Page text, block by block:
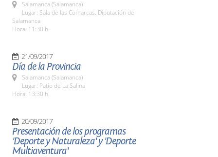
Salamanca (Salamanca)
Lugar: Sala de las Comarcas. Diputación de
Salamanca
Hora: 11:30 h.
21/09/2017
Día de la Provincia
Salamanca (Salamanca)
Lugar: Patio de La Salina
Hora: 13:30 h.
20/09/2017
Presentación de los programas
'Deporte y Naturaleza' y 'Deporte
Multiaventura'